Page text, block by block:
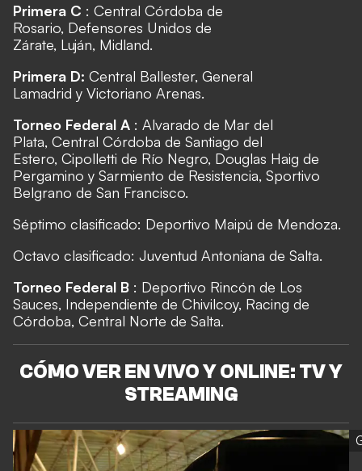
Primera C : Central Córdoba de
Rosario, Defensores Unidos de
Zárate, Luján, Midland.
Primera D: Central Ballester, General
Lamadrid y Victoriano Arenas.
Torneo Federal A : Alvarado de Mar del
Plata, Central Córdoba de Santiago del
Estero, Cipolletti de Río Negro, Douglas Haig de
Pergamino y Sarmiento de Resistencia, Sportivo
Belgrano de San Francisco.
Séptimo clasificado: Deportivo Maipú de Mendoza.
Octavo clasificado: Juventud Antoniana de Salta.
Torneo Federal B : Deportivo Rincón de Los
Sauces, Independiente de Chivilcoy, Racing de
Córdoba, Central Norte de Salta.
CÓMO VER EN VIVO Y ONLINE: TV Y
STREAMING